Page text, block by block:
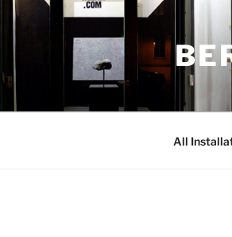
Zum
Inhalt
springen
All